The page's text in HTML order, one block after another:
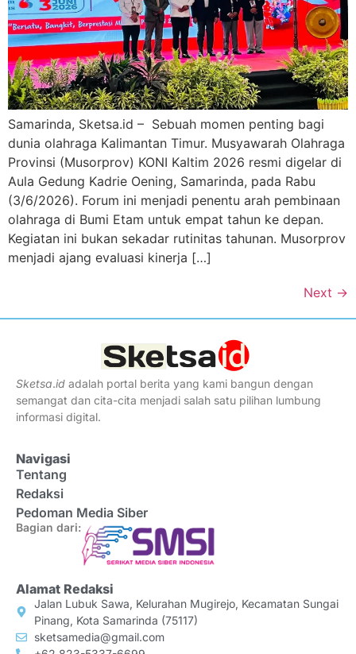
Samarinda, Sketsa.id – Sebuah momen penting bagi
dunia olahraga Kalimantan Timur. Musyawarah Olahraga
Provinsi (Musorprov) KONI Kaltim 2026 resmi digelar di
Aula Gedung Kadrie Oening, Samarinda, pada Rabu
(3/6/2026). Forum ini menjadi penentu arah pembinaan
olahraga di Bumi Etam untuk empat tahun ke depan.
Kegiatan ini bukan sekadar rutinitas tahunan. Musorprov
menjadi ajang evaluasi kinerja […]
Next →
Sketsa.id adalah portal berita yang kami bangun dengan
semangat dan cita-cita menjadi salah satu pilihan lumbung
informasi digital.
Navigasi
Tentang
Redaksi
Pedoman Media Siber
Bagian dari:
Alamat Redaksi
Jalan Lubuk Sawa, Kelurahan Mugirejo, Kecamatan Sungai
Pinang, Kota Samarinda (75117)
sketsamedia@gmail.com